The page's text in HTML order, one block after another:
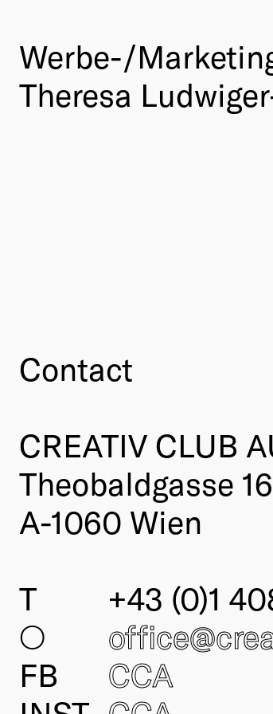
Werbe-/
Theresa
Contact
CREATIV CLUB
Theobaldgasse
A-1060 Wien
T
+43 (0)1
○
FB
CCA